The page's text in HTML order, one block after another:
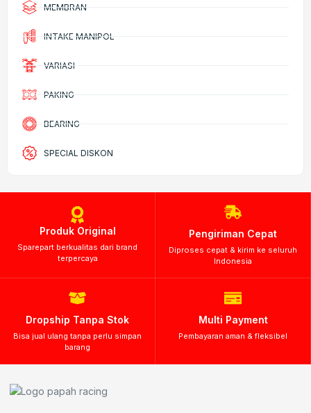
MEMBRAN
INTAKE MANIPOL
VARIASI
PAKING
BEARING
SPECIAL DISKON
Produk Original
Sparepart berkualitas dari brand
terpercaya
Pengiriman Cepat
Diproses cepat & kirim ke seluruh
Indonesia
Dropship Tanpa Stok
Bisa jual ulang tanpa perlu simpan
barang
Multi Payment
Pembayaran aman & fleksibel